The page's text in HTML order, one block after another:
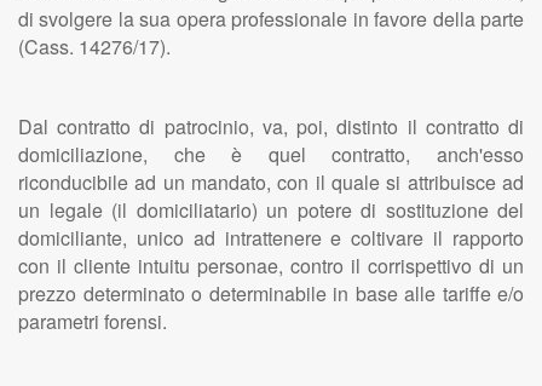
di svolgere la sua opera professionale in favore della parte
(Cass. 14276/17).
Dal contratto di patrocinio, va, poi, distinto il contratto di
domiciliazione, che è quel contratto, anch'esso
riconducibile ad un mandato, con il quale si attribuisce ad
un legale (il domiciliatario) un potere di sostituzione del
domiciliante, unico ad intrattenere e coltivare il rapporto
con il cliente intuitu personae, contro il corrispettivo di un
prezzo determinato o determinabile in base alle tariffe e/o
parametri forensi.